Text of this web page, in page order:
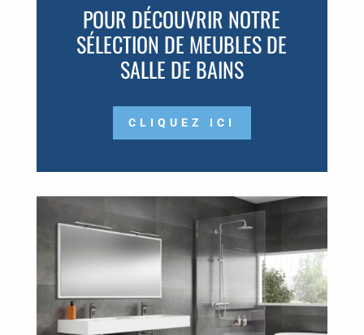
POUR DÉCOUVRIR NOTRE
SÉLECTION DE MEUBLES DE
SALLE DE BAINS
CLIQUEZ ICI